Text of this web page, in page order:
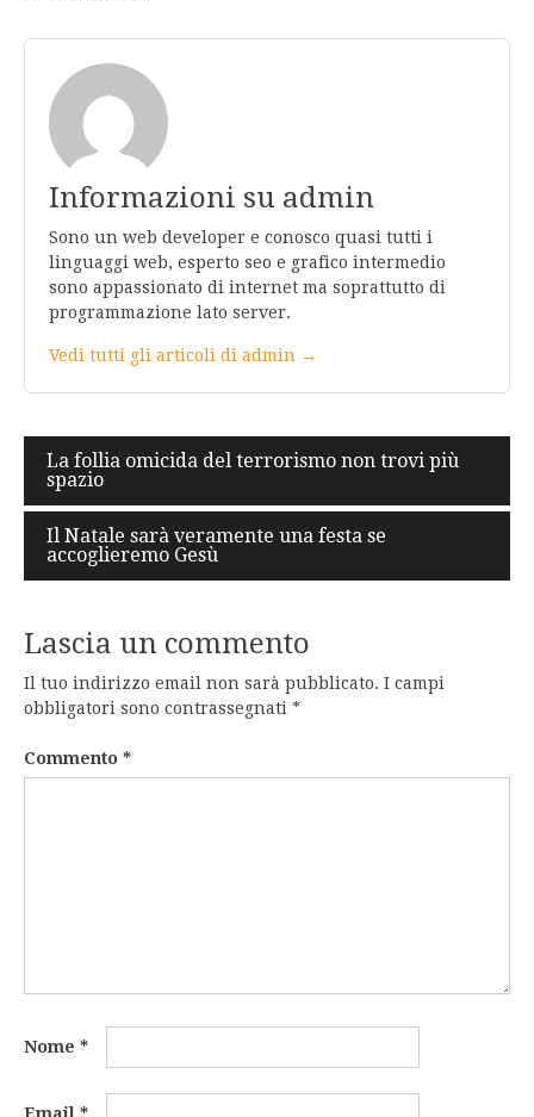
Informazioni su admin
Sono un web developer e conosco quasi tutti i
linguaggi web, esperto seo e grafico intermedio
sono appassionato di internet ma soprattutto di
programmazione lato server.
Vedi tutti gli articoli di admin →
Navigazione
articoli
La follia omicida del terrorismo non trovi più
spazio
Il Natale sarà veramente una festa se
accoglieremo Gesù
Lascia un commento
Il tuo indirizzo email non sarà pubblicato. I campi
obbligatori sono contrassegnati *
Commento *
Nome *